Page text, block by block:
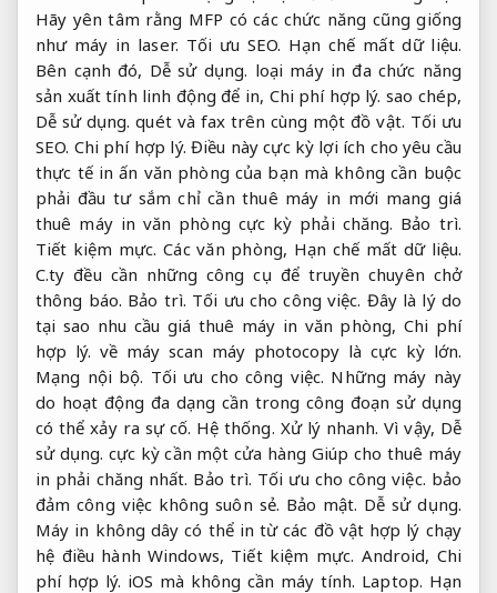
Hãy yên tâm rằng MFP có các chức năng cũng giống
như máy in laser. Tối ưu SEO. Hạn chế mất dữ liệu.
Bên cạnh đó, Dễ sử dụng. loại máy in đa chức năng
sản xuất tính linh động để in, Chi phí hợp lý. sao chép,
Dễ sử dụng. quét và fax trên cùng một đồ vật. Tối ưu
SEO. Chi phí hợp lý. Điều này cực kỳ lợi ích cho yêu cầu
thực tế in ấn văn phòng của bạn mà không cần buộc
phải đầu tư sắm chỉ cần thuê máy in mới mang giá
thuê máy in văn phòng cực kỳ phải chăng. Bảo trì.
Tiết kiệm mực. Các văn phòng, Hạn chế mất dữ liệu.
C.ty đều cần những công cụ để truyền chuyên chở
thông báo. Bảo trì. Tối ưu cho công việc. Đây là lý do
tại sao nhu cầu giá thuê máy in văn phòng, Chi phí
hợp lý. về máy scan máy photocopy là cực kỳ lớn.
Mạng nội bộ. Tối ưu cho công việc. Những máy này
do hoạt động đa dạng cần trong công đoạn sử dụng
có thể xảy ra sự cố. Hệ thống. Xử lý nhanh. Vì vậy, Dễ
sử dụng. cực kỳ cần một cửa hàng Giúp cho thuê máy
in phải chăng nhất. Bảo trì. Tối ưu cho công việc. bảo
đảm công việc không suôn sẻ. Bảo mật. Dễ sử dụng.
Máy in không dây có thể in từ các đồ vật hợp lý chạy
hệ điều hành Windows, Tiết kiệm mực. Android, Chi
phí hợp lý. iOS mà không cần máy tính. Laptop. Hạn